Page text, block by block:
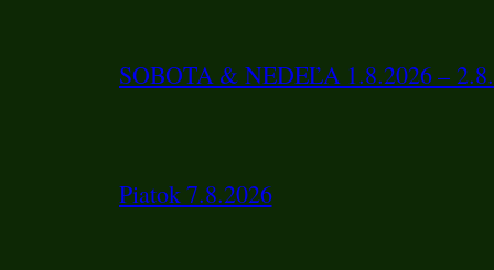
SOBOTA & NEDEĽA 1.8.2026 –
Piatok 7.8.2026